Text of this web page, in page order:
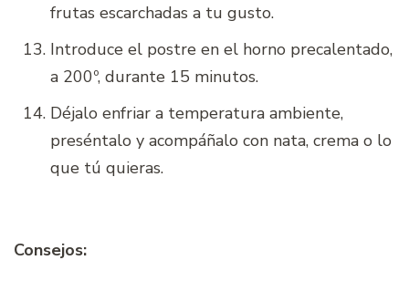
frutas escarchadas a tu gusto.
Introduce el postre en el horno precalentado,
a 200º, durante 15 minutos.
Déjalo enfriar a temperatura ambiente,
preséntalo y acompáñalo con nata, crema o lo
que tú quieras.
Consejos: